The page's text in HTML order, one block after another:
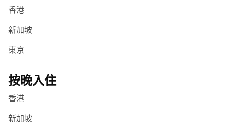
香港
新加坡
東京
按晚入住
香港
新加坡